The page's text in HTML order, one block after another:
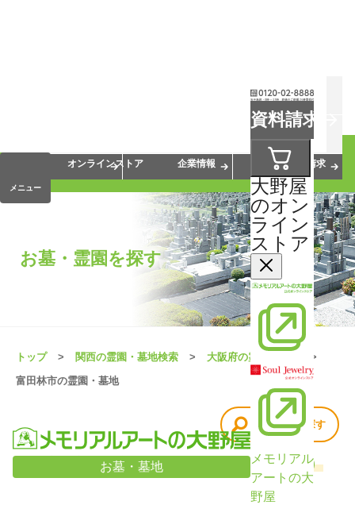
お墓・墓地
資料請求
大野屋
のオン
ライン
ストア
メモリアル
アートの大
野屋
メニュー
会員サービス
オンラインストア
企業情報 資料請求
お墓・霊園を探す
トップ 関西の霊園・墓地検索
大阪府の霊園・墓地
富田林市の霊園・墓地
大阪府・富田林市の霊園・墓地検索結果（5件）
他の条件で探す